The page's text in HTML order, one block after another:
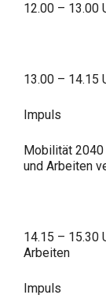
12.00 – 13.00
13.00 – 14.15
Impuls
Mobilität 2040
und Arbeiten
14.15 – 15.30
Arbeiten
Impuls